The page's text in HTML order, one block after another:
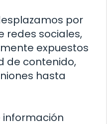
por
redes sociales,
expuestos
de contenido,
hasta
información